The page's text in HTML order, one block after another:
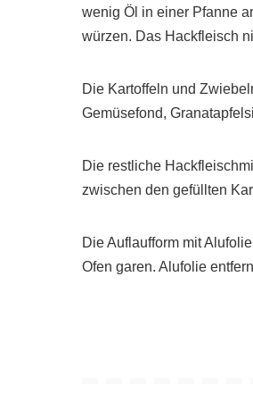
wenig Öl in einer Pfanne
würzen. Das Hackfleisch
Die Kartoffeln und
Gemüsefond,
Die restliche
zwischen den gefüllten
Die Auflaufform mit
Ofen garen. Alufolie